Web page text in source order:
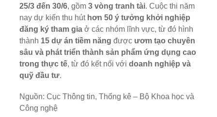
25/3 đến 30/6, gồm 3 vòng tranh tài. Cuộc thi năm
nay dự kiến thu hút hơn 50 ý tưởng khởi nghiệp
đăng ký tham gia ở các nhóm lĩnh vực, từ đó hình
thành 15 dự án tiềm năng được ươm tạo chuyên
sâu và phát triển thành sản phẩm ứng dụng cao
trong thực tế, từ đó kết nối với doanh nghiệp và
quỹ đầu tư.
Nguồn: Cục Thông tin, Thống kê – Bộ Khoa học và
Công nghệ